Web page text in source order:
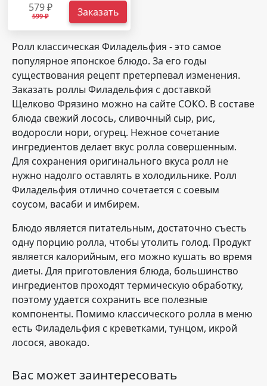
579 ₽
599 ₽ Заказать
Ролл классическая Филадельфия - это самое
популярное японское блюдо. За его годы
существования рецепт претерпевал изменения.
Заказать роллы Филадельфия с доставкой
Щелково Фрязино можно на сайте СОКО. В составе
блюда свежий лосось, сливочный сыр, рис,
водоросли нори, огурец. Нежное сочетание
ингредиентов делает вкус ролла совершенным.
Для сохранения оригинального вкуса ролл не
нужно надолго оставлять в холодильнике. Ролл
Филадельфия отлично сочетается с соевым
соусом, васаби и имбирем.
Блюдо является питательным, достаточно съесть
одну порцию ролла, чтобы утолить голод. Продукт
является калорийным, его можно кушать во время
диеты. Для приготовления блюда, большинство
ингредиентов проходят термическую обработку,
поэтому удается сохранить все полезные
компоненты. Помимо классического ролла в меню
есть Филадельфия с креветками, тунцом, икрой
лосося, авокадо.
Вас может заинтересовать